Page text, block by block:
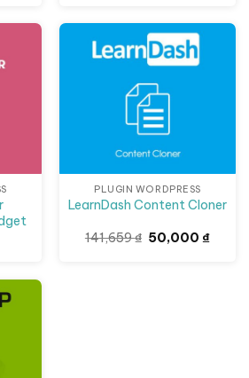
PLUGIN WORDPRESS
LearnDash Content Cloner
141,659₫ Giá
gốc
50,000₫Giá